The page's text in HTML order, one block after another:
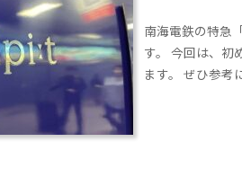
南海電鉄の特急
す。 今回は、初
ます。 ぜひ参考